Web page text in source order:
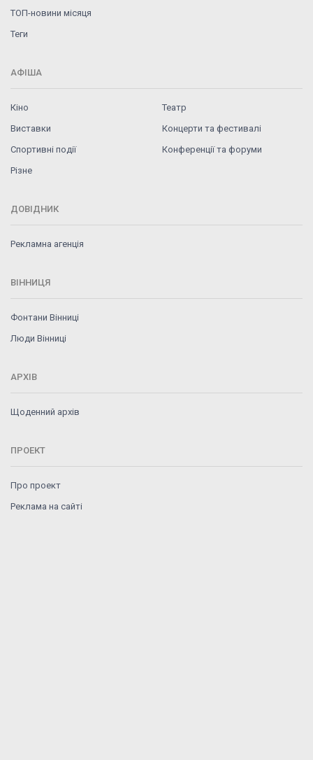
ТОП-новини місяця
Теги
АФІША
Кіно
Театр
Виставки
Концерти та фестивалі
Спортивні події
Конференції та форуми
Різне
ДОВІДНИК
Рекламна агенція
ВІННИЦЯ
Фонтани Вінниці
Люди Вінниці
АРХІВ
Щоденний архів
ПРОЕКТ
Про проект
Реклама на сайті